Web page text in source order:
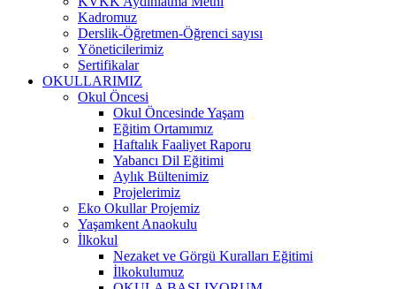
Kadromuz
Derslik-Öğretmen-Öğrenci sayısı
Yöneticilerimiz
Sertifikalar
OKULLARIMIZ
Okul Öncesi
Okul Öncesinde Yaşam
Eğitim Ortamımız
Haftalık Faaliyet Raporu
Yabancı Dil Eğitimi
Aylık Bültenimiz
Projelerimiz
Eko Okullar Projemiz
Yaşamkent Anaokulu
İlkokul
Nezaket ve Görgü Kuralları Eğitimi
İlkokulumuz